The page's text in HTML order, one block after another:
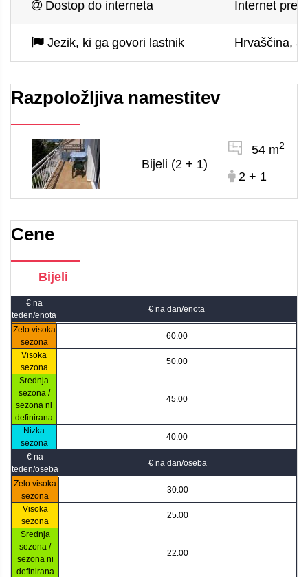
Dostop do interneta Internet
Jezik, ki ga govori lastnik Hrvaščina,
Razpoložljiva namestitev
Bijeli (2 + 1)
54 m2
2 + 1
Cene
Bijeli
€ na
teden/enota
€ na dan/enota
Zelo visoka
sezona
60.00
Visoka
sezona
50.00
Srednja
sezona /
sezona ni
definirana
45.00
Nizka
sezona
40.00
€ na
teden/oseba
€ na dan/oseba
Zelo visoka
sezona
30.00
Visoka
sezona
25.00
Srednja
sezona /
sezona ni
definirana
22.00